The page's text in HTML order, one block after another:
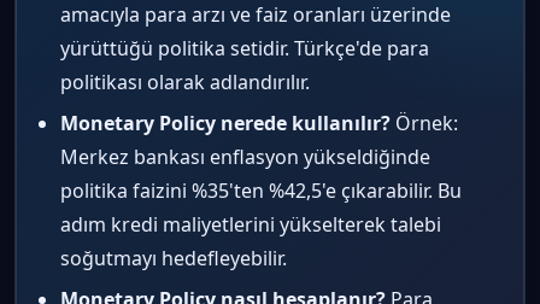
amacıyla para arzı ve faiz oranları üzerinde
yürüttüğü politika setidir. Türkçe'de para
politikası olarak adlandırılır.
Monetary Policy nerede kullanılır? Örnek:
Merkez bankası enflasyon yükseldiğinde
politika faizini %35'ten %42,5'e çıkarabilir. Bu
adım kredi maliyetlerini yükselterek talebi
soğutmayı hedefleyebilir.